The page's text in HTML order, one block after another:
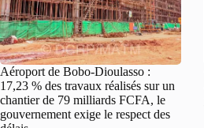
Aéroport de Bobo-Dioulasso :
17,23 % des travaux réalisés sur un
chantier de 79 milliards FCFA, le
gouvernement exige le respect des